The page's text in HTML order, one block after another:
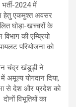
2024 में
हेतु एकमुश्त अवसर
घोड़ा-खच्चरों के
की एम्ब्रियो
परियोजना को
चंद्र खंडूड़ी ने
योगदान दिया,
से देश और प्रदेश को
विभूतियों का